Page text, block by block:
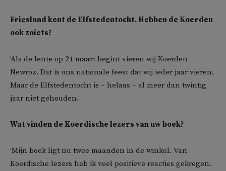
Friesland kent de Elfstedentocht. Hebben de Koerden
ook zoiets?
‘Als de lente op 21 maart begint vieren wij Koerden
Newroz. Dat is ons nationale feest dat wij ieder jaar vieren.
Maar de Elfstedentocht is – helaas – al meer dan twintig
jaar niet gehouden.’
Wat vinden de Koerdische lezers van uw boek?
‘Mijn boek ligt nu twee maanden in de winkel. Van
Koerdische lezers heb ik veel positieve reacties gekregen.